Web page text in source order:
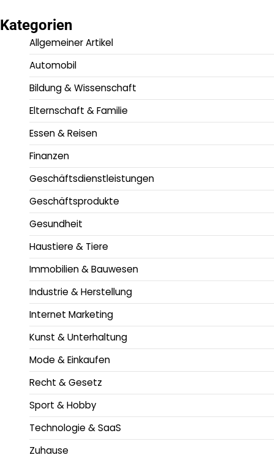
Kategorien
Allgemeiner Artikel
Automobil
Bildung & Wissenschaft
Elternschaft & Familie
Essen & Reisen
Finanzen
Geschäftsdienstleistungen
Geschäftsprodukte
Gesundheit
Haustiere & Tiere
Immobilien & Bauwesen
Industrie & Herstellung
Internet Marketing
Kunst & Unterhaltung
Mode & Einkaufen
Recht & Gesetz
Sport & Hobby
Technologie & SaaS
Zuhause